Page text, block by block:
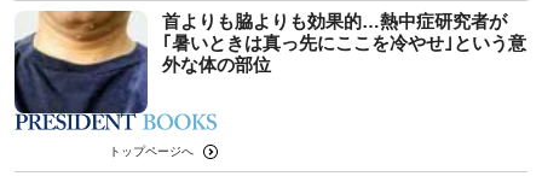
首よりも脇よりも効果的…熱中症研究者が
｢暑いときは真っ先にここを冷やせ｣という意
外な体の部位
トップページへ